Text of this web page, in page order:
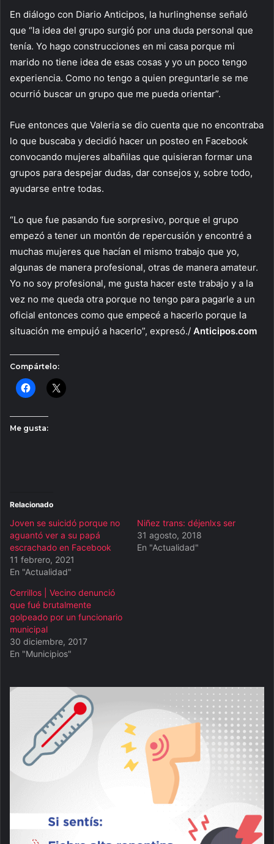
En diálogo con Diario Anticipos, la hurlinghense señaló
que “la idea del grupo surgió por una duda personal que
tenía. Yo hago construcciones en mi casa porque mi
marido no tiene idea de esas cosas y yo un poco tengo
experiencia. Como no tengo a quien preguntarle se me
ocurrió buscar un grupo que me pueda orientar”.
Fue entonces que Valeria se dio cuenta que no encontraba
lo que buscaba y decidió hacer un posteo en Facebook
convocando mujeres albañilas que quisieran formar una
grupos para despejar dudas, dar consejos y, sobre todo,
ayudarse entre todas.
“Lo que fue pasando fue sorpresivo, porque el grupo
empezó a tener un montón de repercusión y encontré a
muchas mujeres que hacían el mismo trabajo que yo,
algunas de manera profesional, otras de manera amateur.
Yo no soy profesional, me gusta hacer este trabajo y a la
vez no me queda otra porque no tengo para pagarle a un
oficial entonces como que empecé a hacerlo porque la
situación me empujó a hacerlo”, expresó./ Anticipos.com
Compártelo:
Me gusta:
Relacionado
Joven se suicidó porque no
aguantó ver a su papá
escrachado en Facebook
11 febrero, 2021
En "Actualidad"
Niñez trans: déjenlxs ser
31 agosto, 2018
En "Actualidad"
Cerrillos | Vecino denunció
que fué brutalmente
golpeado por un funcionario
municipal
30 diciembre, 2017
En "Municipios"